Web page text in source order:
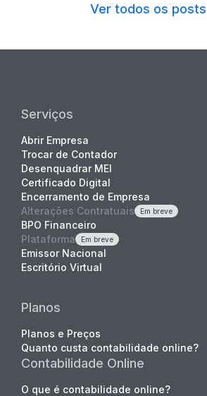
Ver todos os posts
Serviços
Abrir Empresa
Trocar de Contador
Desenquadrar MEI
Certificado Digital
Encerramento de Empresa
Alterações Contratuais
Em breve
BPO Financeiro
Plataforma
Em breve
Emissor Nacional
Escritório Virtual
Planos
Planos e Preços
Quanto custa contabilidade online?
Contabilidade Online
O que é contabilidade online?